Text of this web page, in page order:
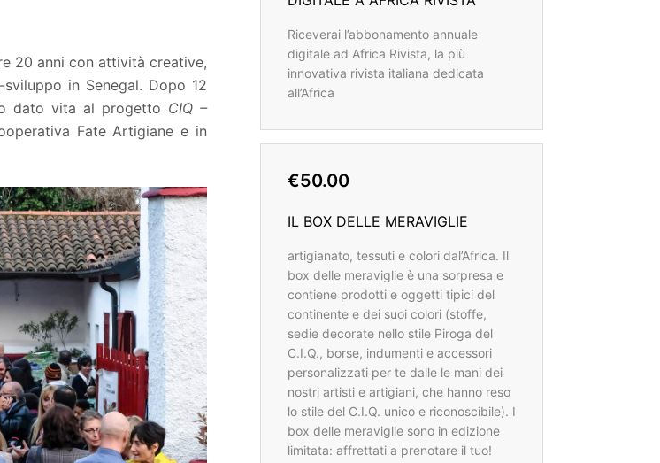
20 anni con attività creative,
in Senegal. Dopo 12
dato vita al progetto CIQ –
Fate Artigiane e in
Riceverai l’abbonamento annuale
digitale ad Africa Rivista, la più
innovativa rivista italiana dedicata
all’Africa
€50.00
IL BOX DELLE MERAVIGLIE
artigianato, tessuti e colori dal’Africa. Il
box delle meraviglie è una sorpresa e
contiene prodotti e oggetti tipici del
continente e dei suoi colori (stoffe,
sedie decorate nello stile Piroga del
C.I.Q., borse, indumenti e accessori
personalizzati per te dalle le mani dei
nostri artisti e artigiani, che hanno reso
lo stile del C.I.Q. unico e riconoscibile). I
box delle meraviglie sono in edizione
limitata: affrettati a prenotare il tuo!